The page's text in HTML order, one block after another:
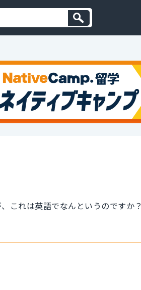
これは英語でなんというのですか？